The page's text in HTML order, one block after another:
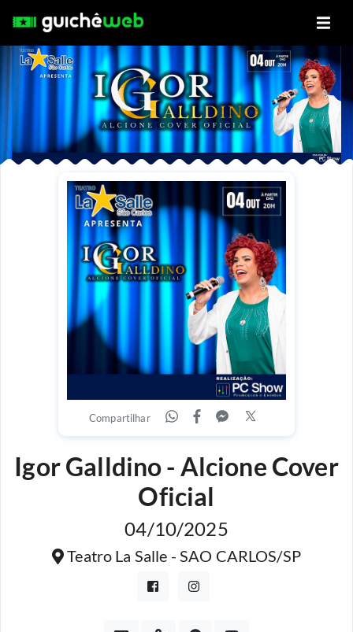
Compartilhar
Igor Galldino - Alcione Cover
Oficial
04/10/2025
Teatro La Salle - SAO CARLOS/SP